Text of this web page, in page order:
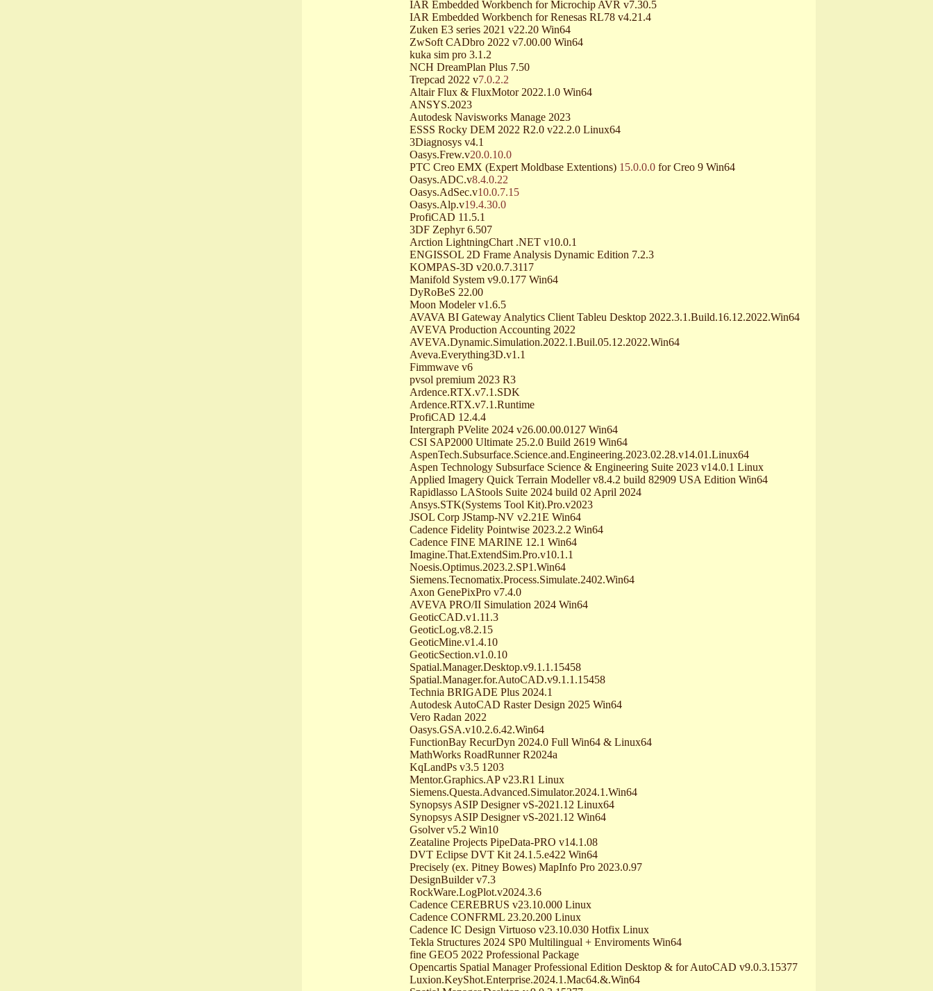
IAR Embedded Workbench for Microchip AVR v7.30.5
IAR Embedded Workbench for Renesas RL78 v4.21.4
Zuken E3 series 2021 v22.20 Win64
ZwSoft CADbro 2022 v7.00.00 Win64
kuka sim pro 3.1.2
NCH DreamPlan Plus 7.50
Trepcad 2022 v7.0.2.2
Altair Flux & FluxMotor 2022.1.0 Win64
ANSYS.2023
Autodesk Navisworks Manage 2023
ESSS Rocky DEM 2022 R2.0 v22.2.0 Linux64
3Diagnosys v4.1
Oasys.Frew.v20.0.10.0
PTC Creo EMX (Expert Moldbase Extentions) 15.0.0.0 for Creo 9 Win64
Oasys.ADC.v8.4.0.22
Oasys.AdSec.v10.0.7.15
Oasys.Alp.v19.4.30.0
ProfiCAD 11.5.1
3DF Zephyr 6.507
Arction LightningChart .NET v10.0.1
ENGISSOL 2D Frame Analysis Dynamic Edition 7.2.3
KOMPAS-3D v20.0.7.3117
Manifold System v9.0.177 Win64
DyRoBeS 22.00
Moon Modeler v1.6.5
AVAVA BI Gateway Analytics Client Tableu Desktop 2022.3.1.Build.16.12.2022.Win64
AVEVA Production Accounting 2022
AVEVA.Dynamic.Simulation.2022.1.Buil.05.12.2022.Win64
Aveva.Everything3D.v1.1
Fimmwave v6
pvsol premium 2023 R3
Ardence.RTX.v7.1.SDK
Ardence.RTX.v7.1.Runtime
ProfiCAD 12.4.4
Intergraph PVelite 2024 v26.00.00.0127 Win64
CSI SAP2000 Ultimate 25.2.0 Build 2619 Win64
AspenTech.Subsurface.Science.and.Engineering.2023.02.28.v14.01.Linux64
Aspen Technology Subsurface Science & Engineering Suite 2023 v14.0.1 Linux
Applied Imagery Quick Terrain Modeller v8.4.2 build 82909 USA Edition Win64
Rapidlasso LAStools Suite 2024 build 02 April 2024
Ansys.STK(Systems Tool Kit).Pro.v2023
JSOL Corp JStamp-NV v2.21E Win64
Cadence Fidelity Pointwise 2023.2.2 Win64
Cadence FINE MARINE 12.1 Win64
Imagine.That.ExtendSim.Pro.v10.1.1
Noesis.Optimus.2023.2.SP1.Win64
Siemens.Tecnomatix.Process.Simulate.2402.Win64
Axon GenePixPro v7.4.0
AVEVA PRO/II Simulation 2024 Win64
GeoticCAD.v1.11.3
GeoticLog.v8.2.15
GeoticMine.v1.4.10
GeoticSection.v1.0.10
Spatial.Manager.Desktop.v9.1.1.15458
Spatial.Manager.for.AutoCAD.v9.1.1.15458
Technia BRIGADE Plus 2024.1
Autodesk AutoCAD Raster Design 2025 Win64
Vero Radan 2022
Oasys.GSA.v10.2.6.42.Win64
FunctionBay RecurDyn 2024.0 Full Win64 & Linux64
MathWorks RoadRunner R2024a
KqLandPs v3.5 1203
Mentor.Graphics.AP v23.R1 Linux
Siemens.Questa.Advanced.Simulator.2024.1.Win64
Synopsys ASIP Designer vS-2021.12 Linux64
Synopsys ASIP Designer vS-2021.12 Win64
Gsolver v5.2 Win10
Zeataline Projects PipeData-PRO v14.1.08
DVT Eclipse DVT Kit 24.1.5.e422 Win64
Precisely (ex. Pitney Bowes) MapInfo Pro 2023.0.97
DesignBuilder v7.3
RockWare.LogPlot.v2024.3.6
Cadence CEREBRUS v23.10.000 Linux
Cadence CONFRML 23.20.200 Linux
Cadence IC Design Virtuoso v23.10.030 Hotfix Linux
Tekla Structures 2024 SP0 Multilingual + Enviroments Win64
fine GEO5 2022 Professional Package
Opencartis Spatial Manager Professional Edition Desktop & for AutoCAD v9.0.3.15377
Luxion.KeyShot.Enterprise.2024.1.Mac64.&.Win64